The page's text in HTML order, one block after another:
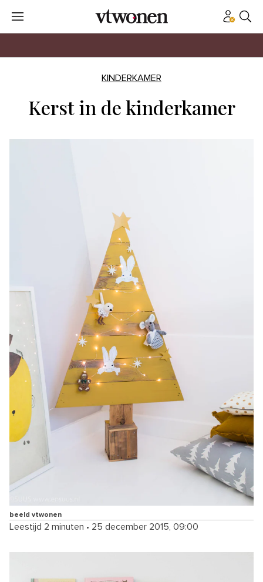
KINDERKAMER
Kerst in de kinderkamer
beeld vtwonen
Leestijd 2 minuten • 25 december 2015, 09:00